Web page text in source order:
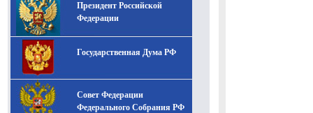
-- Лучшее, что можно сделать с хорошим советом, это
пропустить его мимо ушей. Он никогда не бывает
полезен никому, кроме того, кто его дал.
-- Люблю давать советы и очень не люблю, когда их
дают мне.
Президент Российской
Федерации
Государственная Дума РФ
Совет Федерации
Федерального Собрания РФ